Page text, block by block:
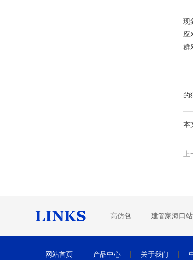
现
应
群
的
本
高仿包 建管家海口站
网站首页 产品中心 关于我们